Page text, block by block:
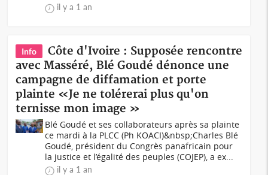
il y a 1 an
Info
Côte d'Ivoire : Supposée rencontre
avec Masséré, Blé Goudé dénonce une
campagne de diffamation et porte
plainte «Je ne tolérerai plus qu'on
ternisse mon image »
Blé Goudé et ses collaborateurs après sa plainte
ce mardi à la PLCC (Ph KOACI)&nbsp;Charles Blé
Goudé, président du Congrès panafricain pour
la justice et l’égalité des peuples (COJEP), a ex...
il y a 1 an